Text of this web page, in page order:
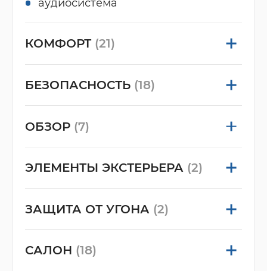
аудиосистема
КОМФОРТ (21)
БЕЗОПАСНОСТЬ (18)
ОБЗОР (7)
ЭЛЕМЕНТЫ ЭКСТЕРЬЕРА (2)
ЗАЩИТА ОТ УГОНА (2)
САЛОН (18)